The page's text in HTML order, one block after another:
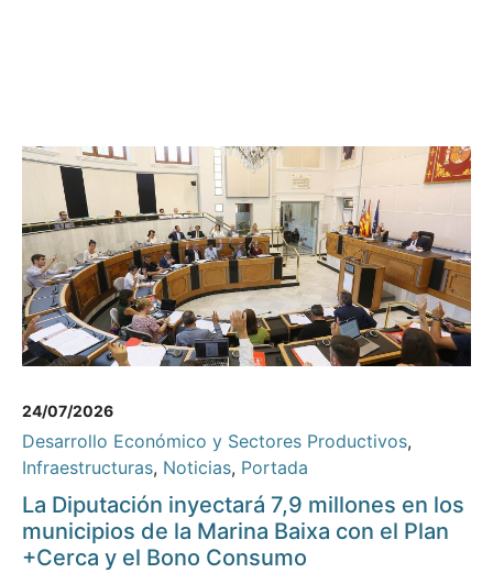
24/07/2026
Desarrollo Económico y Sectores Productivos,
Infraestructuras, Noticias, Portada
La Diputación inyectará 7,9 millones en los
municipios de la Marina Baixa con el Plan
+Cerca y el Bono Consumo